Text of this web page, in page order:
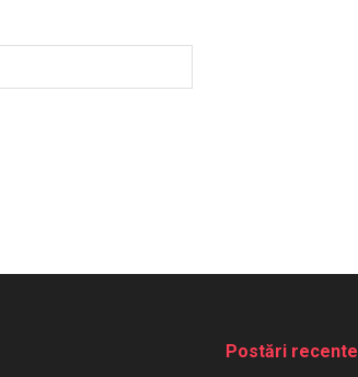
Postări recente